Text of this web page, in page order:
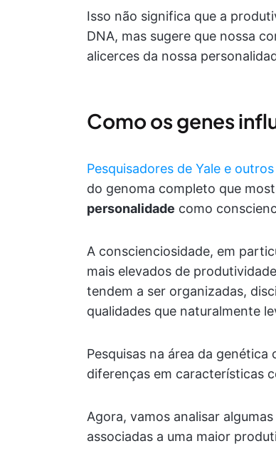
Isso não significa que a
DNA, mas sugere que nossa
alicerces da nossa
Como os genes
Pesquisadores de Yale e
do genoma completo que
personalidade como
A conscienciosidade, em
mais elevados de
tendem a ser organizadas,
qualidades que naturalmente
Pesquisas na área da
diferenças em características
Agora, vamos analisar
associadas a uma maior